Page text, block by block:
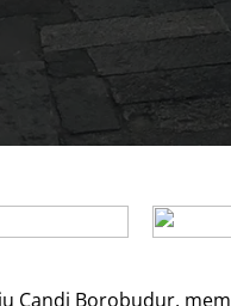
Candi Borobudur,